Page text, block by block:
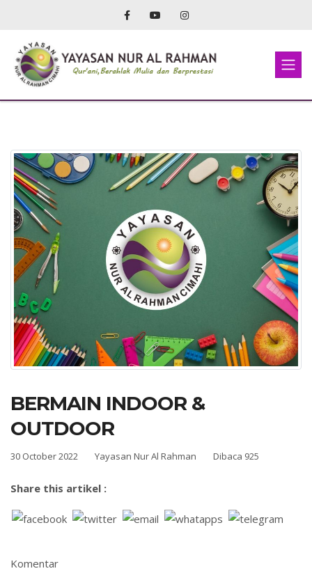
BERMAIN INDOOR &
OUTDOOR
30 October 2022 Yayasan Nur Al Rahman Dibaca 925
Share this artikel :
Komentar